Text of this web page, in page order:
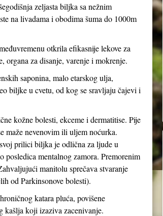
zeljasta biljka sa nežnim
na livadama i obodima šuma do 1000m
otkrila efikasnije lekove za
organa za disanje, varenje i mokrenje.
saponina, malo etarskog ulja,
biljke u cvetu, od kog se sravljaju čajevi i
kožne bolesti, ekceme i dermatitise. Pije
maže nevenovim ili uljem noćurka.
prilici biljka je odlična za ljude u
posledica mentalnog zamora. Premorenim
manitolu sprečava stvaranje
od Parkinsonove bolesti).
katara pluća, povišene
kašlja koji izaziva zacenivanje.